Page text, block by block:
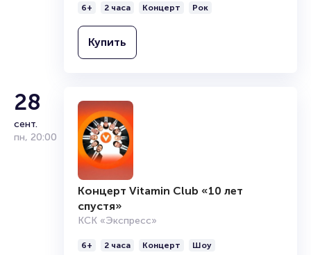
6+ 2 часа Концерт Рок
Купить
28
сент.
пн, 20:00
Концерт Vitamin Club «10 лет
спустя»
КСК «Экспресс»
6+ 2 часа Концерт Шоу